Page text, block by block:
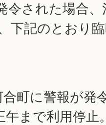
令された場合
下記のとおり
合町に警報が発
まで利用停止